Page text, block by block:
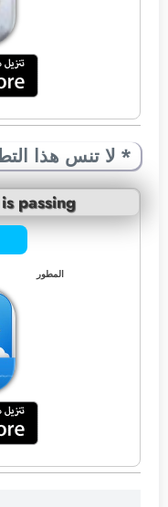
* لا تنس هذا
passing
المطور